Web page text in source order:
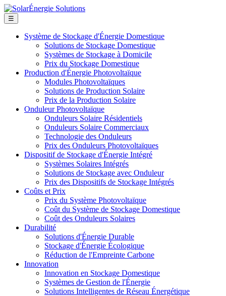
☰
Système de Stockage d'Énergie Domestique
Solutions de Stockage Domestique
Systèmes de Stockage à Domicile
Prix du Stockage Domestique
Production d'Énergie Photovoltaïque
Modules Photovoltaïques
Solutions de Production Solaire
Prix de la Production Solaire
Onduleur Photovoltaïque
Onduleurs Solaire Résidentiels
Onduleurs Solaire Commerciaux
Technologie des Onduleurs
Prix des Onduleurs Photovoltaïques
Dispositif de Stockage d'Énergie Intégré
Systèmes Solaires Intégrés
Solutions de Stockage avec Onduleur
Prix des Dispositifs de Stockage Intégrés
Coûts et Prix
Prix du Système Photovoltaïque
Coût du Système de Stockage Domestique
Coût des Onduleurs Solaires
Durabilité
Solutions d'Énergie Durable
Stockage d'Énergie Écologique
Réduction de l'Empreinte Carbone
Innovation
Innovation en Stockage Domestique
Systèmes de Gestion de l'Énergie
Solutions Intelligentes de Réseau Énergétique